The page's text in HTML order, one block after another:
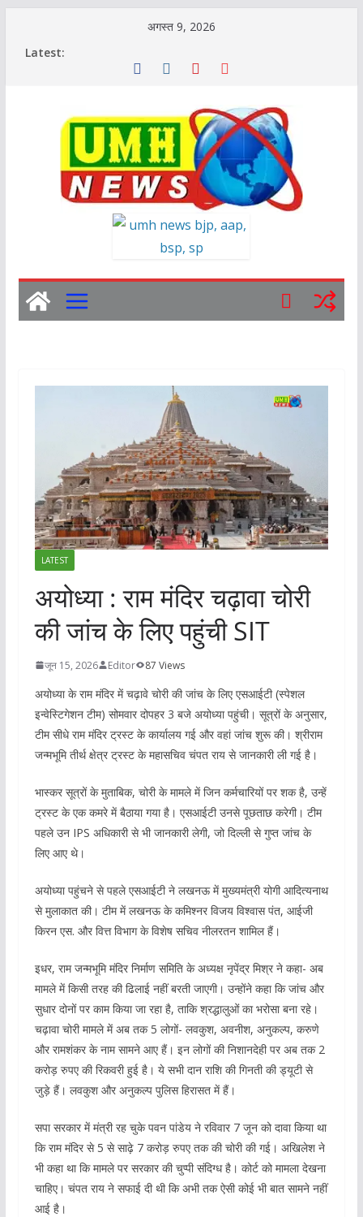
अगस्त 9, 2026
Latest:
LATEST
अयोध्या : राम मंदिर चढ़ावा चोरी
की जांच के लिए पहुंची SIT
जून 15, 2026 Editor 87 Views
अयोध्या के राम मंदिर में चढ़ावे चोरी की जांच के लिए एसआईटी (स्पेशल
इन्वेस्टिगेशन टीम) सोमवार दोपहर 3 बजे अयोध्या पहुंची। सूत्रों के अनुसार,
टीम सीधे राम मंदिर ट्रस्ट के कार्यालय गई और वहां जांच शुरू की। श्रीराम
जन्मभूमि तीर्थ क्षेत्र ट्रस्ट के महासचिव चंपत राय से जानकारी ली गई है।
भास्कर सूत्रों के मुताबिक, चोरी के मामले में जिन कर्मचारियों पर शक है, उन्हें
ट्रस्ट के एक कमरे में बैठाया गया है। एसआईटी उनसे पूछताछ करेगी। टीम
पहले उन IPS अधिकारी से भी जानकारी लेगी, जो दिल्ली से गुप्त जांच के
लिए आए थे।
अयोध्या पहुंचने से पहले एसआईटी ने लखनऊ में मुख्यमंत्री योगी आदित्यनाथ
से मुलाकात की। टीम में लखनऊ के कमिश्नर विजय विश्वास पंत, आईजी
किरन एस. और वित्त विभाग के विशेष सचिव नीलरतन शामिल हैं।
इधर, राम जन्मभूमि मंदिर निर्माण समिति के अध्यक्ष नृपेंद्र मिश्र ने कहा- अब
मामले में किसी तरह की ढिलाई नहीं बरती जाएगी। उन्होंने कहा कि जांच और
सुधार दोनों पर काम किया जा रहा है, ताकि श्रद्धालुओं का भरोसा बना रहे।
चढ़ावा चोरी मामले में अब तक 5 लोगों- लवकुश, अवनीश, अनुकल्प, करुणे
और रामशंकर के नाम सामने आए हैं। इन लोगों की निशानदेही पर अब तक 2
करोड़ रुपए की रिकवरी हुई है। ये सभी दान राशि की गिनती की ड्यूटी से
जुड़े हैं। लवकुश और अनुकल्प पुलिस हिरासत में हैं।
सपा सरकार में मंत्री रह चुके पवन पांडेय ने रविवार 7 जून को दावा किया था
कि राम मंदिर से 5 से साढ़े 7 करोड़ रुपए तक की चोरी की गई। अखिलेश ने
भी कहा था कि मामले पर सरकार की चुप्पी संदिग्ध है। कोर्ट को मामला देखना
चाहिए। चंपत राय ने सफाई दी थी कि अभी तक ऐसी कोई भी बात सामने नहीं
आई है।